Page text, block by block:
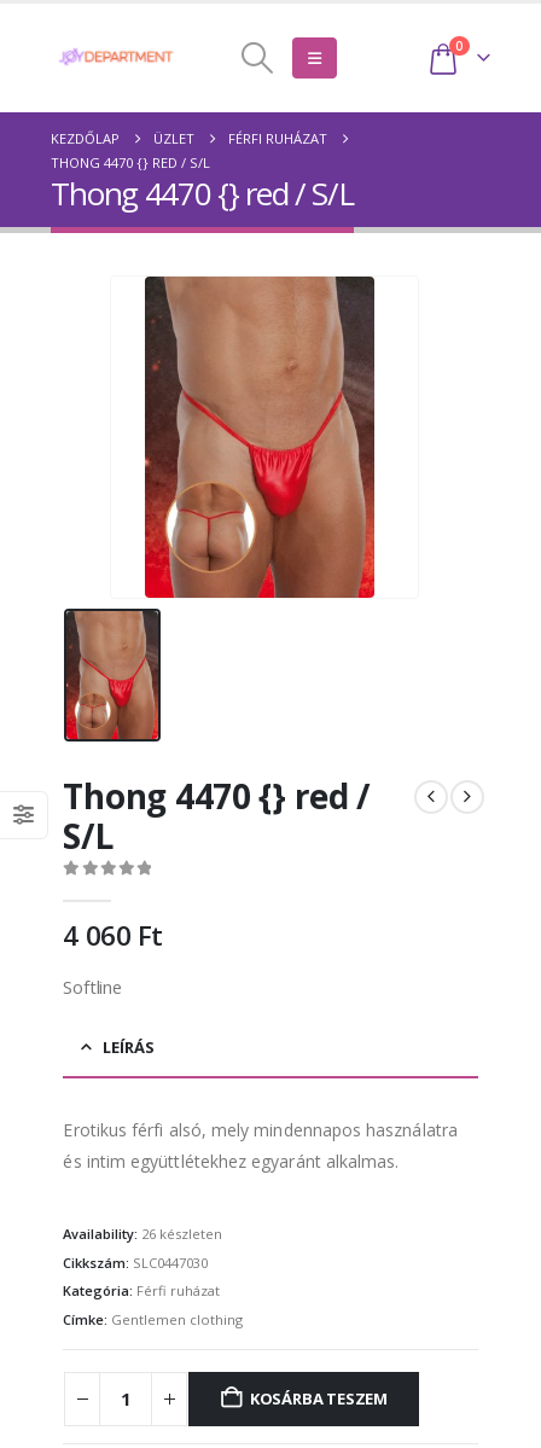
0
KEZDŐLAP ÜZLET
FÉRFI RUHÁZAT
THONG 4470 {} RED / S/L
Thong 4470 {} red / S/L
Thong 4470 {} red /
S/L
4 060 Ft
Softline
LEÍRÁS
Erotikus férfi alsó, mely mindennapos használatra
és intim együttlétekhez egyaránt alkalmas.
Availability: 26 készleten
Cikkszám: SLC0447030
Kategória: Férfi ruházat
Címke: Gentlemen clothing
KOSÁRBA TESZEM